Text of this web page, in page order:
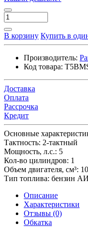
В корзину Купить в
Производитель:
Код товара:
Доставка
Оплата
Рассрочка
Кредит
Основные
Тактность: 2-тактный
Мощность, л.с.: 5
Кол-во цилиндров: 1
Объем двигателя, см³:
Тип топлива: бензин
Описание
Характеристики
Отзывы (0)
Обкатка